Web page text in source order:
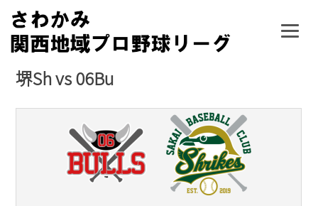
Skip
content
堺Sh vs 06Bu